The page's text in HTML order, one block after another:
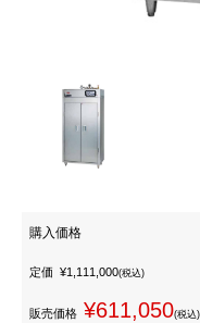
購入価格
定価 ¥1,111,000(税込)
販売価格 ¥611,050(税込)